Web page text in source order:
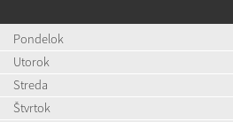
Pondelok
Utorok
Streda
Štvrtok